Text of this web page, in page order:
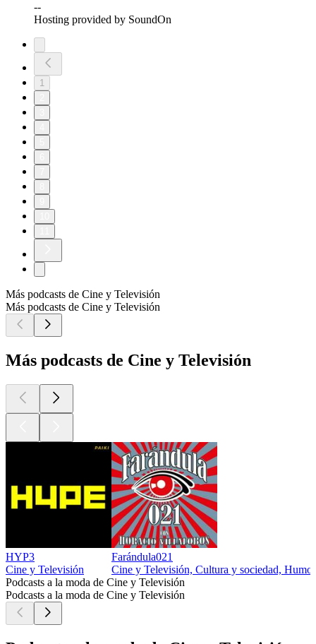
--
Hosting provided by SoundOn
1
Más podcasts de Cine y Televisión
Más podcasts de Cine y Televisión
Más podcasts de Cine y Televisión
HYP3
Cine y Televisión
Farándula021
Cine y Televisión, Cultura y sociedad,
Podcasts a la moda de Cine y Televisión
Podcasts a la moda de Cine y Televisión